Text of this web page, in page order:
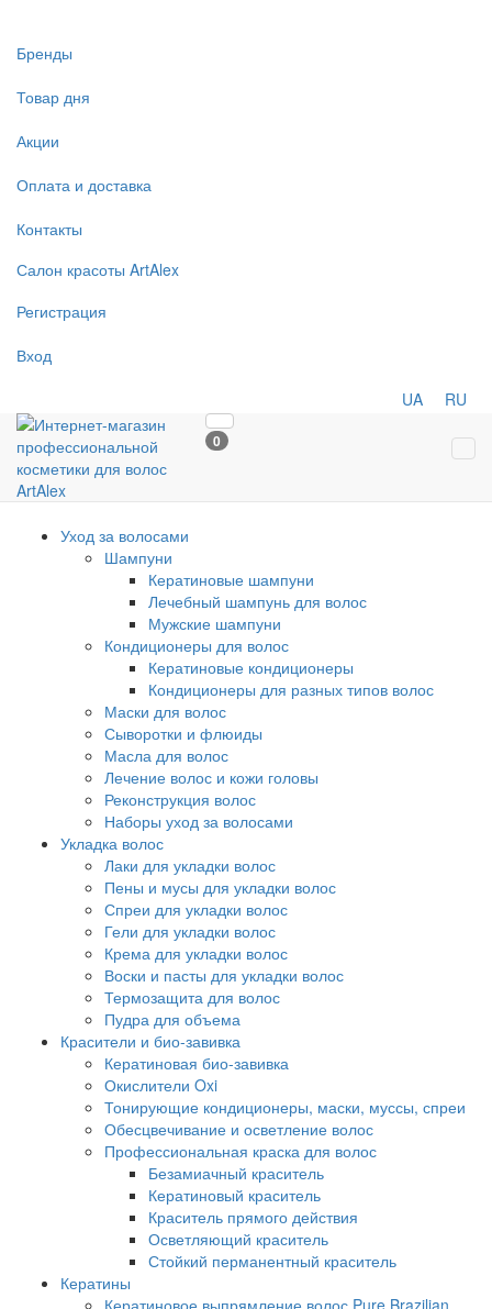
Бренды
Товар дня
Акции
Оплата и доставка
Контакты
Салон красоты ArtAlex
Регистрация
Вход
UA RU
0
Уход за волосами
Шампуни
Кератиновые шампуни
Лечебный шампунь для волос
Мужские шампуни
Кондиционеры для волос
Кератиновые кондиционеры
Кондиционеры для разных типов волос
Маски для волос
Сыворотки и флюиды
Масла для волос
Лечение волос и кожи головы
Реконструкция волос
Наборы уход за волосами
Укладка волос
Лаки для укладки волос
Пены и мусы для укладки волос
Спреи для укладки волос
Гели для укладки волос
Крема для укладки волос
Воски и пасты для укладки волос
Термозащита для волос
Пудра для объема
Красители и био-завивка
Кератиновая био-завивка
Окислители Oxi
Тонирующие кондиционеры, маски, муссы, спреи
Обесцвечивание и осветление волос
Профессиональная краска для волос
Безамиачный краситель
Кератиновый краситель
Краситель прямого действия
Осветляющий краситель
Стойкий перманентный краситель
Кератины
Кератиновое выпрямление волос Pure Brazilian